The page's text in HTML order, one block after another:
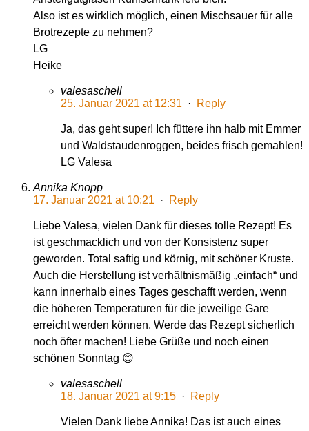
Also ist es wirklich möglich, einen Mischsauer für alle
Brotrezepte zu nehmen?
LG
Heike
valesaschell
25. Januar 2021 at 12:31 · Reply
Ja, das geht super! Ich füttere ihn halb mit Emmer
und Waldstaudenroggen, beides frisch gemahlen!
LG Valesa
Annika Knopp
17. Januar 2021 at 10:21 · Reply
Liebe Valesa, vielen Dank für dieses tolle Rezept! Es
ist geschmacklich und von der Konsistenz super
geworden. Total saftig und körnig, mit schöner Kruste.
Auch die Herstellung ist verhältnismäßig „einfach“ und
kann innerhalb eines Tages geschafft werden, wenn
die höheren Temperaturen für die jeweilige Gare
erreicht werden können. Werde das Rezept sicherlich
noch öfter machen! Liebe Grüße und noch einen
schönen Sonntag 😊
valesaschell
18. Januar 2021 at 9:15 · Reply
Vielen Dank liebe Annika! Das ist auch eines